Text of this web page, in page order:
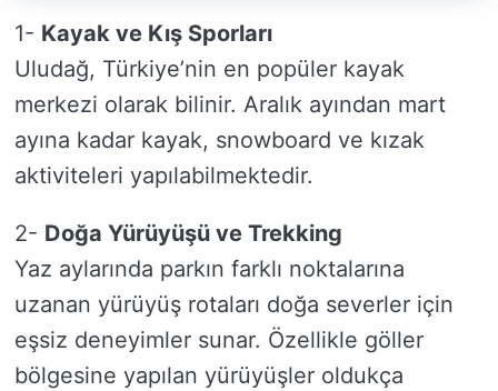
1- Kayak ve Kış Sporları
Uludağ, Türkiye’nin en popüler kayak
merkezi olarak bilinir. Aralık ayından mart
ayına kadar kayak, snowboard ve kızak
aktiviteleri yapılabilmektedir.
2- Doğa Yürüyüşü ve Trekking
Yaz aylarında parkın farklı noktalarına
uzanan yürüyüş rotaları doğa severler için
eşsiz deneyimler sunar. Özellikle göller
bölgesine yapılan yürüyüşler oldukça